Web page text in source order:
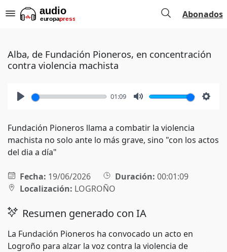
Abonados
Alba, de Fundación Pioneros, en concentración
contra violencia machista
01:09
Fundación Pioneros llama a combatir la violencia
machista no solo ante lo más grave, sino "con los actos
del dia a día"
Fecha: 19/06/2026 Duración: 00:01:09
Localización: LOGROÑO
Resumen generado con IA
La Fundación Pioneros ha convocado un acto en
Logroño para alzar la voz contra la violencia de